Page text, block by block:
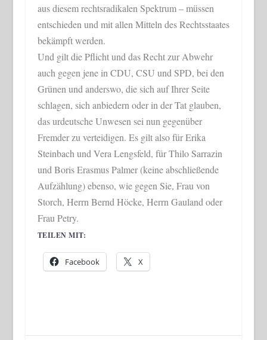
aus diesem rechtsradikalen Spektrum – müssen
entschieden und mit allen Mitteln des Rechtsstaates
bekämpft werden.
Und gilt die Pflicht und das Recht zur Abwehr
auch gegen jene in CDU, CSU und SPD, bei den
Grünen und anderswo, die sich auf Ihrer Seite
schlagen, sich anbiedern oder in der Tat glauben,
das urdeutsche Unwesen sei nun gegenüber
Fremder zu verteidigen. Es gilt also für Erika
Steinbach und Vera Lengsfeld, für Thilo Sarrazin
und Boris Erasmus Palmer (keine abschließende
Aufzählung) ebenso, wie gegen Sie, Frau von
Storch, Herrn Bernd Höcke, Herrn Gauland oder
Frau Petry.
TEILEN MIT:
Facebook X